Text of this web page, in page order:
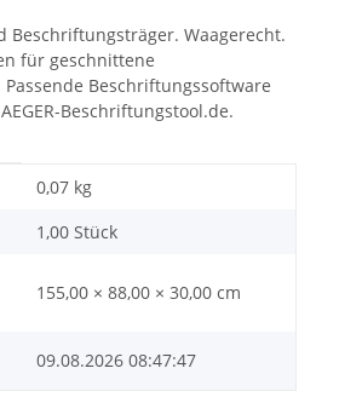
Beschriftungsträger. Waagerecht.
für geschnittene
Beschriftungssoftware
Beschriftungstool.de.
0,07 kg
1,00 Stück
155,00 × 88,00 × 30,00 cm
09.08.2026 08:47:47